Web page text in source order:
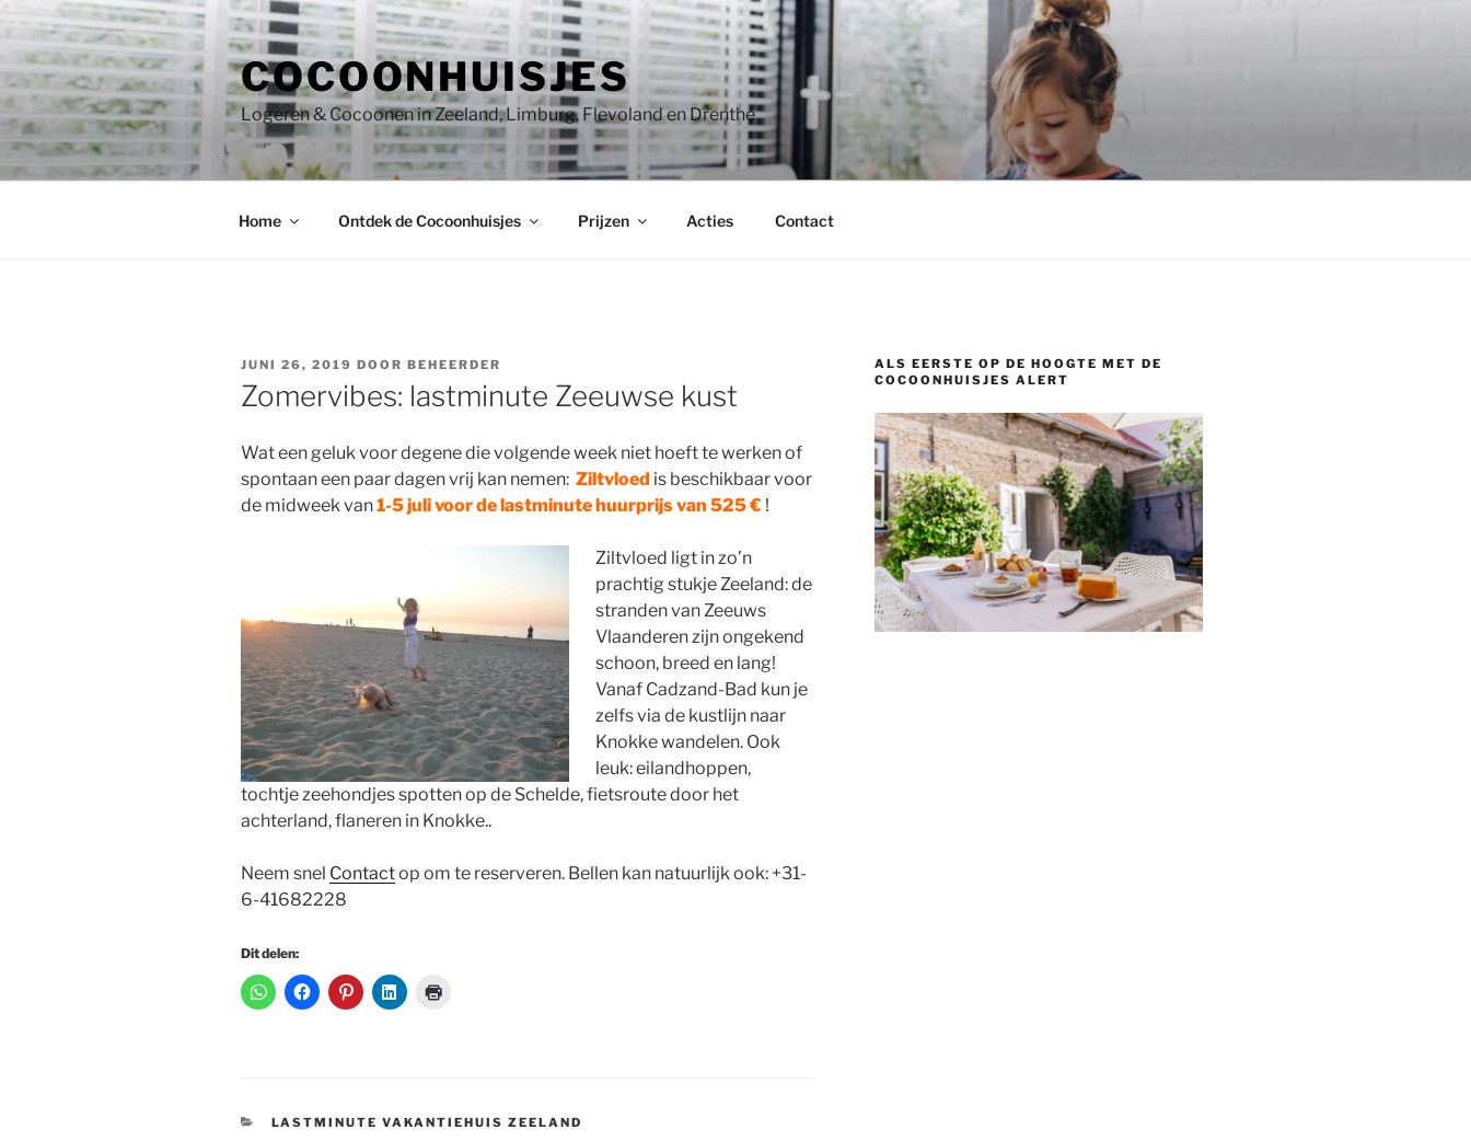
Ga
naar
inhoud
COCOONHUISJES
Logeren & Cocoonen in Zeeland, Limburg, Flevoland en Drenthe
Home Ontdek de Cocoonhuisjes Prijzen Acties Contact
GEPLAATST
OP
JUNI 26, 2019 DOOR BEHEERDER
Zomervibes: lastminute Zeeuwse kust
Wat een geluk voor degene die volgende week niet hoeft te werken of
spontaan een paar dagen vrij kan nemen: Ziltvloed is beschikbaar voor
de midweek van1-5 juli voor de lastminute huurprijs van 525 € !
Ziltvloed ligt in zo’n
prachtig stukje Zeeland: de
stranden van Zeeuws
Vlaanderen zijn ongekend
schoon, breed en lang!
Vanaf Cadzand-Bad kun je
zelfs via de kustlijn naar
Knokke wandelen. Ook
leuk: eilandhoppen,
tochtje zeehondjes spotten op de Schelde, fietsroute door het
achterland, flaneren in Knokke..
Neem snel Contactop om te reserveren. Bellen kan natuurlijk ook: +31-
6-41682228
Dit delen:
CATEGORIEËN
LASTMINUTE VAKANTIEHUIS ZEELAND
ALS EERSTE OP DE HOOGTE MET DE
COCOONHUISJES ALERT